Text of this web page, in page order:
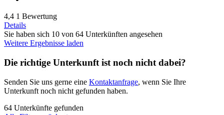
4,4 1 Bewertung
Details
Sie haben sich 10 von 64 Unterkünften angesehen
Weitere Ergebnisse laden
Die richtige Unterkunft ist noch nicht dabei?
Senden Sie uns gerne eine Kontaktanfrage, wenn Sie Ihre
Unterkunft noch nicht gefunden haben.
64 Unterkünfte gefunden